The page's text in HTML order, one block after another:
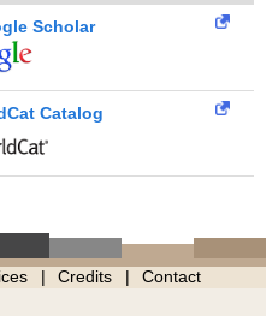
Scholar
Catalog
Credits Contact